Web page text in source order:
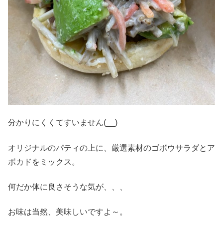
分かりにくくてすいません(__)
オリジナルのパティの上に、厳選素材のゴボウサラダとア
ボカドをミックス。
何だか体に良さそうな気が、、、
お味は当然、美味しいですよ～。